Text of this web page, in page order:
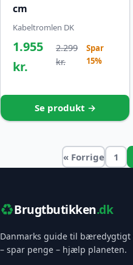
cm
Kabeltromlen DK
1.955
kr.
2.299
kr.
Spar
15%
Se produkt →
« Forrige 1
♻️Brugtbutikken.dk
Danmarks guide til
– spar penge – hjælp planeten.